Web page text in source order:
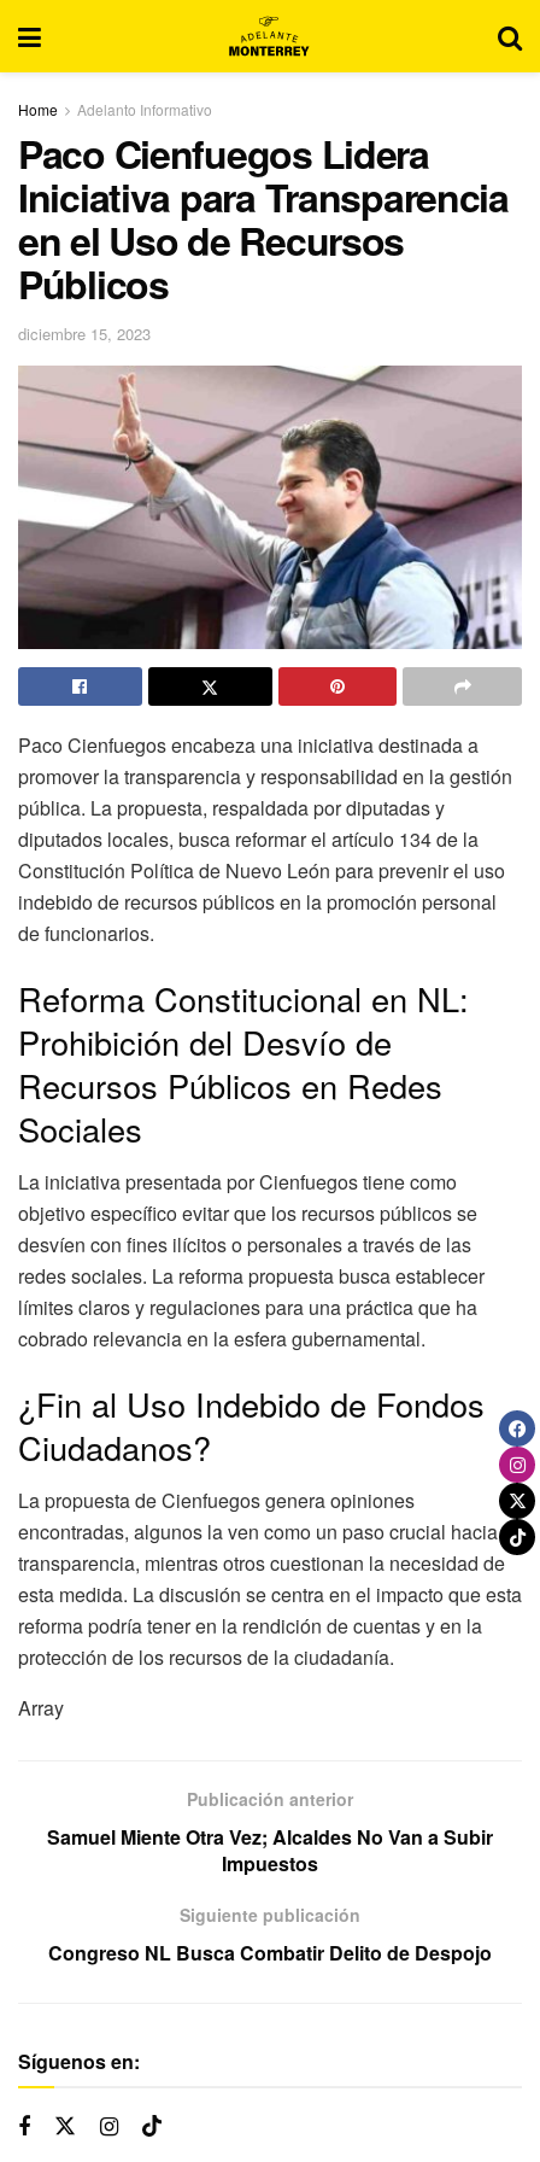
Home Adelanto Informativo
Paco Cienfuegos Lidera
Iniciativa para Transparencia
en el Uso de Recursos
Públicos
diciembre 15, 2023
Paco Cienfuegos encabeza una iniciativa destinada a
promover la transparencia y responsabilidad en la gestión
pública. La propuesta, respaldada por diputadas y
diputados locales, busca reformar el artículo 134 de la
Constitución Política de Nuevo León para prevenir el uso
indebido de recursos públicos en la promoción personal
de funcionarios.
Reforma Constitucional en NL:
Prohibición del Desvío de
Recursos Públicos en Redes
Sociales
La iniciativa presentada por Cienfuegos tiene como
objetivo específico evitar que los recursos públicos se
desvíen con fines ilícitos o personales a través de las
redes sociales. La reforma propuesta busca establecer
límites claros y regulaciones para una práctica que ha
cobrado relevancia en la esfera gubernamental.
¿Fin al Uso Indebido de Fondos
Ciudadanos?
La propuesta de Cienfuegos genera opiniones
encontradas, algunos la ven como un paso crucial hacia la
transparencia, mientras otros cuestionan la necesidad de
esta medida. La discusión se centra en el impacto que esta
reforma podría tener en la rendición de cuentas y en la
protección de los recursos de la ciudadanía.
Array
Publicación anterior
Samuel Miente Otra Vez; Alcaldes No Van a Subir
Impuestos
Siguiente publicación
Congreso NL Busca Combatir Delito de Despojo
Síguenos en: